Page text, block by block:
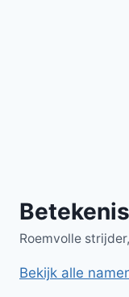
Roemvolle
Bekijk alle